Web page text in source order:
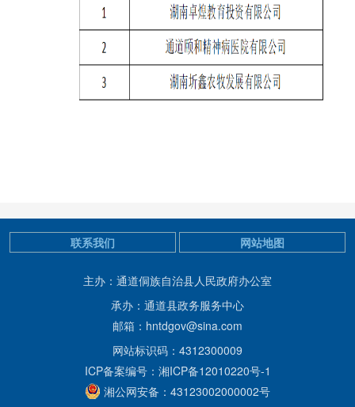
主办：通道侗族自治县人民政府办公室
承办：通道县政务服务中心
邮箱：hntdgov@sina.com
网站标识码：4312300009
ICP备案编号：湘ICP备12010220号-1
湘公网安备：43123002000002号
联系我们 网站地图